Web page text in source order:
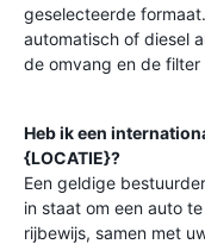
geselecteerde
automatisch of diesel
de omvang en de
Heb ik een
{LOCATIE}?
Een geldige
in staat om een auto
rijbewijs, samen met